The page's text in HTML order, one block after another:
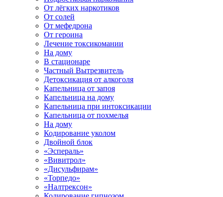
От лёгких наркотиков
От солей
От мефедрона
От героина
Лечение токсикомании
На дому
В стационаре
Частный Вытрезвитель
Детоксикация от алкоголя
Капельница от запоя
Капельница на дому
Капельница при интоксикации
Капельница от похмелья
На дому
Кодирование уколом
Двойной блок
«Эспераль»
«Вивитрол»
«Дисульфирам»
«Торпедо»
«Налтрексон»